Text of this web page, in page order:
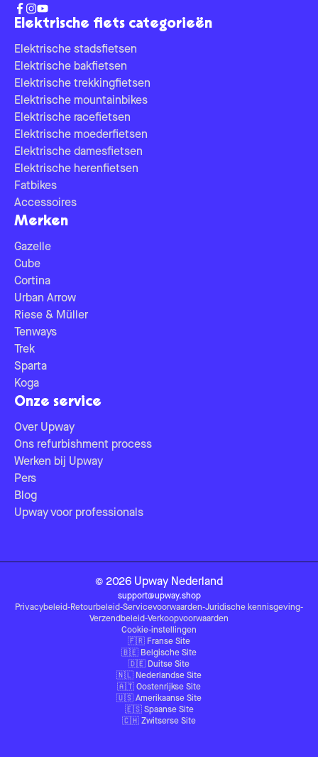
Elektrische fiets categorieën
Elektrische stadsfietsen
Elektrische bakfietsen
Elektrische trekkingfietsen
Elektrische mountainbikes
Elektrische racefietsen
Elektrische moederfietsen
Elektrische damesfietsen
Elektrische herenfietsen
Fatbikes
Accessoires
Merken
Gazelle
Cube
Cortina
Urban Arrow
Riese & Müller
Tenways
Trek
Sparta
Koga
Onze service
Over Upway
Ons refurbishment process
Werken bij Upway
Pers
Blog
Upway voor professionals
© 2026 Upway Nederland
support@upway.shop
Privacybeleid-Retourbeleid-Servicevoorwaarden-Juridische kennisgeving-
Verzendbeleid-Verkoopvoorwaarden
Cookie-instellingen
🇫🇷 Franse Site
🇧🇪 Belgische Site
🇩🇪 Duitse Site
🇳🇱 Nederlandse Site
🇦🇹 Oostenrijkse Site
🇺🇸 Amerikaanse Site
🇪🇸 Spaanse Site
🇨🇭 Zwitserse Site